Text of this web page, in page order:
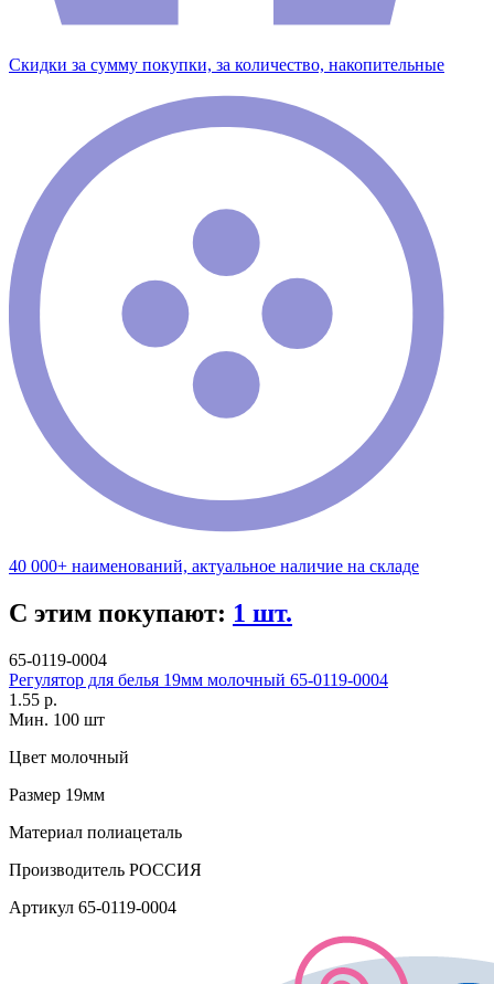
Скидки за сумму покупки, за количество, накопительные
40 000+ наименований, актуальное наличие на складе
С этим покупают: 1 шт.
65-0119-0004
Регулятор для белья 19мм молочный 65-0119-0004
1.55 р.
Мин. 100 шт
Цвет молочный
Размер 19мм
Материал полиацеталь
Производитель РОССИЯ
Артикул 65-0119-0004